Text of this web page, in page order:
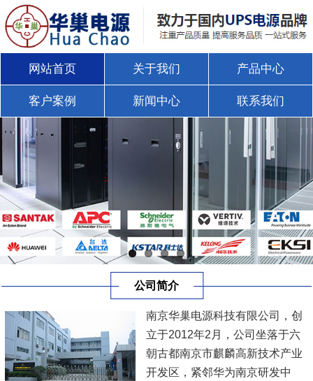
网站首页 关于我们 产品中心
客户案例 新闻中心 联系我们
公司简介
南京华巢电源科技有限公司，创
立于2012年2月，公司坐落于六
朝古都南京市麒麟高新技术产业
开发区，紧邻华为南京研发中